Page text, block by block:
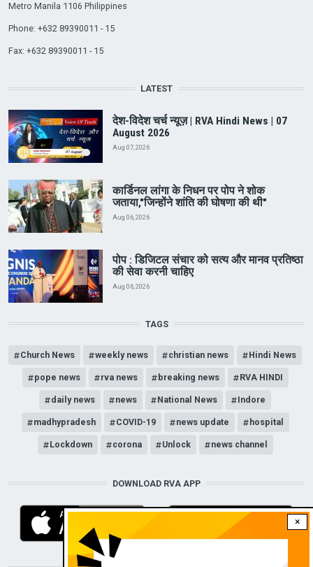
×
Metro Manila 1106 Philippines
Phone: +632 89390011 - 15
Fax: +632 89390011 - 15
LATEST
देश-विदेश चर्च न्यूज़ | RVA Hindi News | 07
August 2026
Aug 07, 2026
कार्डिनल लांगा के निधन पर पोप ने शोक
जताया,"जिन्होंने शांति की घोषणा की थी"
Aug 06, 2026
पोप : डिजिटल संचार को सत्य और मानव प्रतिष्ठा
की सेवा करनी चाहिए
Aug 06, 2026
TAGS
Church News weekly news christian news Hindi News
pope news rva news breaking news RVA HINDI
daily news news National News Indore
madhypradesh COVID-19 news update hospital
Lockdown corona Unlock news channel
DOWNLOAD RVA APP